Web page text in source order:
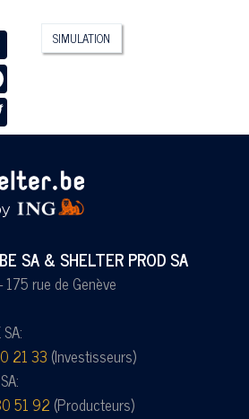
Share
Facebook
Twitter
SIMULATION
SA & SHELTER PROD SA
rue de Genève
21 33 (Investisseurs)
51 92 (Producteurs)